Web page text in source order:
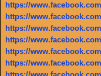
https://
https://
https://
https://
https://
https://